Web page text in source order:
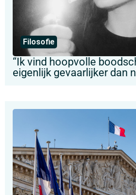
Filosofie
“Ik vind hoopvolle
eigenlijk gevaarlijker dan